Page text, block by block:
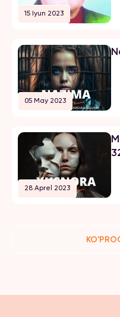
15 Iyun 2023
05 May 2023
28 Aprel 2023